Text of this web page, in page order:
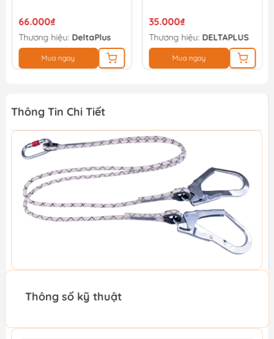
66.000₫
Thương hiệu: DeltaPlus
Mua ngay
35.000₫
Thương hiệu: DELTAPLUS
Mua ngay
Thông Tin Chi Tiết
Thông số kỹ thuật